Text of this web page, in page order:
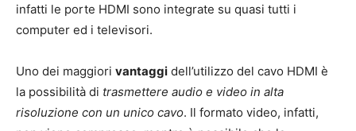
infatti le porte HDMI sono integrate su quasi tutti i
computer ed i televisori.
Uno dei maggiori vantaggi dell’utilizzo del cavo HDMI è
la possibilità di trasmettere audio e video in alta
risoluzione con un unico cavo. Il formato video, infatti,